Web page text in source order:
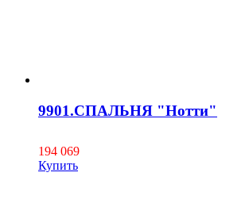
9901.СПАЛЬНЯ "Нотти"
194 069
Купить